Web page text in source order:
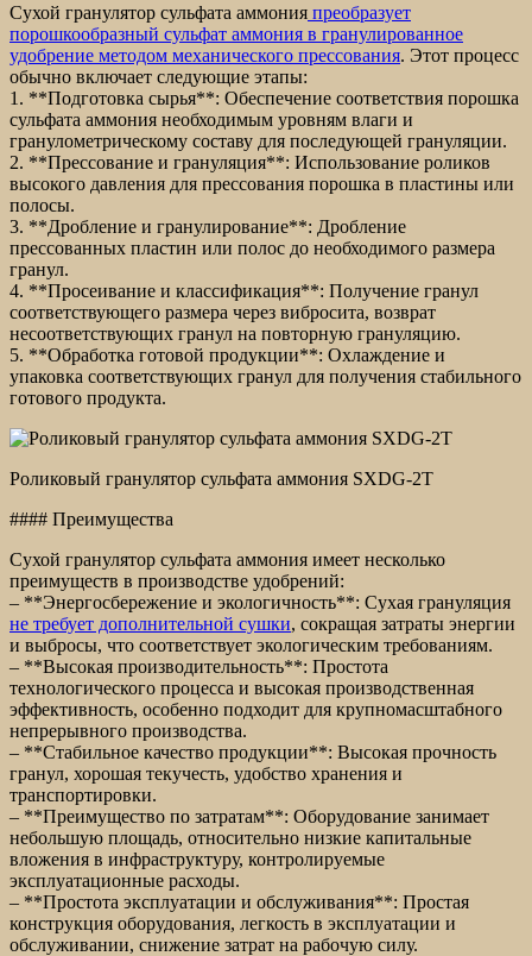
Сухой гранулятор сульфата аммония преобразует
порошкообразный сульфат аммония в гранулированное
удобрение методом механического прессования. Этот процесс
обычно включает следующие этапы:
1. **Подготовка сырья**: Обеспечение соответствия порошка
сульфата аммония необходимым уровням влаги и
гранулометрическому составу для последующей грануляции.
2. **Прессование и грануляция**: Использование роликов
высокого давления для прессования порошка в пластины или
полосы.
3. **Дробление и гранулирование**: Дробление
прессованных пластин или полос до необходимого размера
гранул.
4. **Просеивание и классификация**: Получение гранул
соответствующего размера через вибросита, возврат
несоответствующих гранул на повторную грануляцию.
5. **Обработка готовой продукции**: Охлаждение и
упаковка соответствующих гранул для получения стабильного
готового продукта.
Роликовый гранулятор сульфата аммония SXDG-2T
#### Преимущества
Сухой гранулятор сульфата аммония имеет несколько
преимуществ в производстве удобрений:
– **Энергосбережение и экологичность**: Сухая грануляция
не требует дополнительной сушки, сокращая затраты энергии
и выбросы, что соответствует экологическим требованиям.
– **Высокая производительность**: Простота
технологического процесса и высокая производственная
эффективность, особенно подходит для крупномасштабного
непрерывного производства.
– **Стабильное качество продукции**: Высокая прочность
гранул, хорошая текучесть, удобство хранения и
транспортировки.
– **Преимущество по затратам**: Оборудование занимает
небольшую площадь, относительно низкие капитальные
вложения в инфраструктуру, контролируемые
эксплуатационные расходы.
– **Простота эксплуатации и обслуживания**: Простая
конструкция оборудования, легкость в эксплуатации и
обслуживании, снижение затрат на рабочую силу.